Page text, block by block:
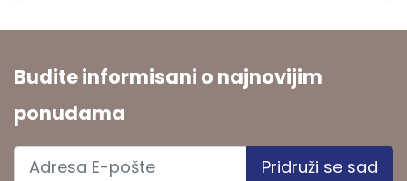
Budite informisani o najnovijim
ponudama
Pridruži se sad